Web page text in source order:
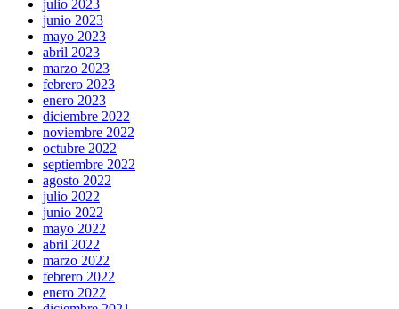
julio 2023
junio 2023
mayo 2023
abril 2023
marzo 2023
febrero 2023
enero 2023
diciembre 2022
noviembre 2022
octubre 2022
septiembre 2022
agosto 2022
julio 2022
junio 2022
mayo 2022
abril 2022
marzo 2022
febrero 2022
enero 2022